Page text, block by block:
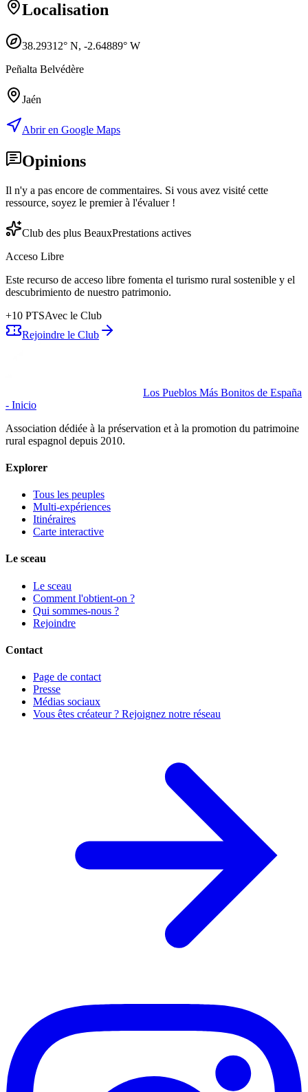
Localisation
38.29312° N, -2.64889° W
Peñalta Belvédère
Jaén
Abrir en Google Maps
Opinions
Il n'y a pas encore de commentaires. Si vous avez visité cette
ressource, soyez le premier à l'évaluer !
Club des plus BeauxPrestations actives
Acceso Libre
Este recurso de acceso libre fomenta el turismo rural sostenible y el
descubrimiento de nuestro patrimonio.
+10 PTSAvec le Club
Rejoindre le Club
Los Pueblos Más Bonitos de España
- Inicio
Association dédiée à la préservation et à la promotion du patrimoine
rural espagnol depuis 2010.
Explorer
Tous les peuples
Multi-expériences
Itinéraires
Carte interactive
Le sceau
Le sceau
Comment l'obtient-on ?
Qui sommes-nous ?
Rejoindre
Contact
Page de contact
Presse
Médias sociaux
Vous êtes créateur ? Rejoignez notre réseau